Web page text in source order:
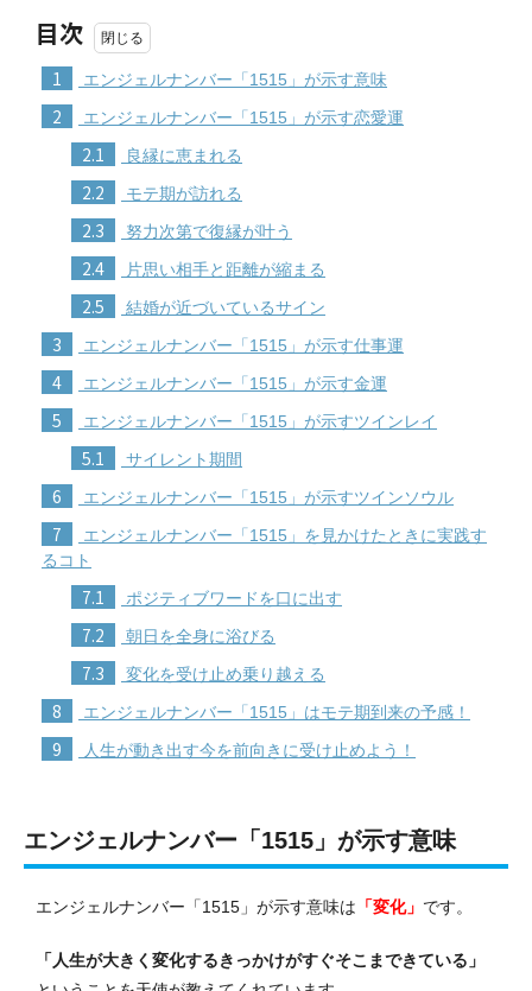
目次
1 エンジェルナンバー「1515」が示す意味
2 エンジェルナンバー「1515」が示す恋愛運
2.1 良縁に恵まれる
2.2 モテ期が訪れる
2.3 努力次第で復縁が叶う
2.4 片思い相手と距離が縮まる
2.5 結婚が近づいているサイン
3 エンジェルナンバー「1515」が示す仕事運
4 エンジェルナンバー「1515」が示す金運
5 エンジェルナンバー「1515」が示すツインレイ
5.1 サイレント期間
6 エンジェルナンバー「1515」が示すツインソウル
7
エンジェルナンバー「1515」を見かけたときに実践す
るコト
7.1 ポジティブワードを口に出す
7.2 朝日を全身に浴びる
7.3 変化を受け止め乗り越える
8 エンジェルナンバー「1515」はモテ期到来の予感！
9 人生が動き出す今を前向きに受け止めよう！
エンジェルナンバー「1515」が示す意味
エンジェルナンバー「1515」が示す意味は 「変化」 です。
「人生が大きく変化するきっかけがすぐそこまできている」